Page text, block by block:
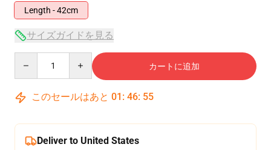
Length - 42cm
サイズガイドを見る
カートに追加
このセールはあと 01 : 46: 54
Deliver to United States